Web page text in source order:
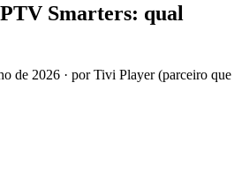
Smarters: qual
de 2026 · por Tivi Player (parceiro que